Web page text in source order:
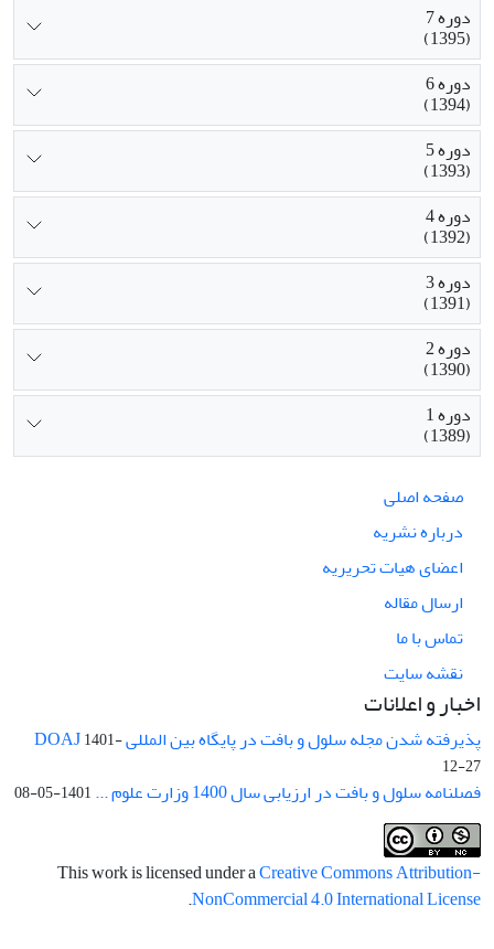
دوره 7
(1395)
دوره 6
(1394)
دوره 5
(1393)
دوره 4
(1392)
دوره 3
(1391)
دوره 2
(1390)
دوره 1
(1389)
صفحه اصلی
درباره نشریه
اعضای هیات تحریریه
ارسال مقاله
تماس با ما
نقشه سایت
اخبار و اعلانات
پذیرفته شدن مجله سلول و بافت در پایگاه بین المللی DOAJ1401-
12-27
فصلنامه سلول و بافت در ارزیابی سال 1400 وزارت علوم ... 1401-05-08
This work is licensed under aCreative Commons Attribution-
NonCommercial 4.0 International License
.